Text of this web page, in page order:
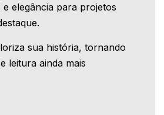
elegância para projetos
sua história, tornando
leitura ainda mais